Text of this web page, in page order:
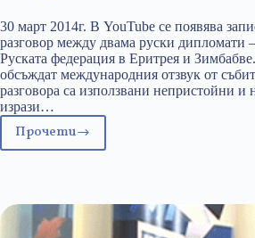
30 март 2014г. В YouTube се появява
разговор между двама руски дипломати
Руската федерация в Еритрея и
обсъждат международния отзвук от
разговора са използвани непристойни и
изрази…
Прочети
От